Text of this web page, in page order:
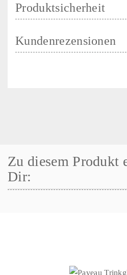
Produktsicherheit
Kundenrezensionen
Zu diesem Produkt
Dir: